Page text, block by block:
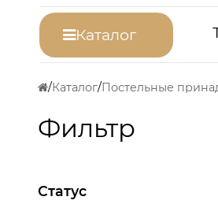
Каталог
Каталог Постельные
Фильтр
Статус